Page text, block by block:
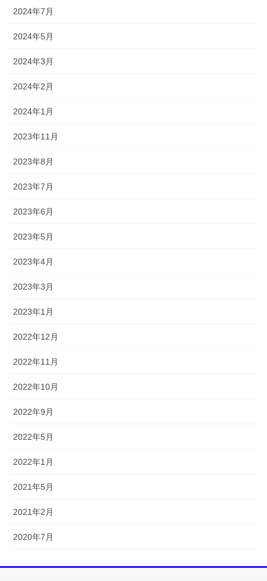
2024年7月
2024年5月
2024年3月
2024年2月
2024年1月
2023年11月
2023年8月
2023年7月
2023年6月
2023年5月
2023年4月
2023年3月
2023年1月
2022年12月
2022年11月
2022年10月
2022年9月
2022年5月
2022年1月
2021年5月
2021年2月
2020年7月